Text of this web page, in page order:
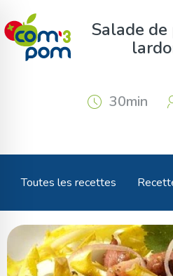
Salade
30min
Toutes les recettes